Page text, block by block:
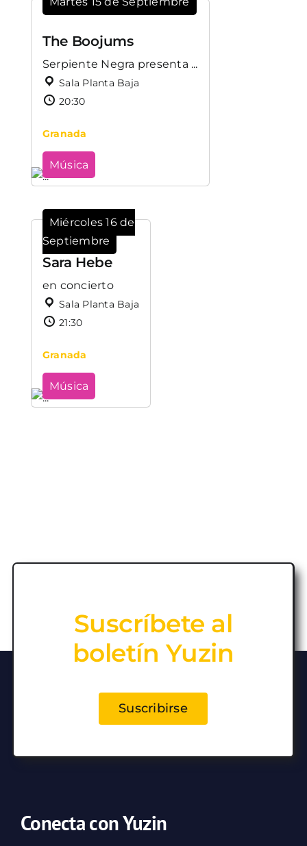
The Boojums
Serpiente Negra presenta ...
Sala Planta Baja
20:30
Granada
Música
Miércoles 16 de
Septiembre
Sara Hebe
en concierto
Sala Planta Baja
21:30
Granada
Música
Suscríbete al
boletín Yuzin
Suscribirse
Conecta con Yuzin